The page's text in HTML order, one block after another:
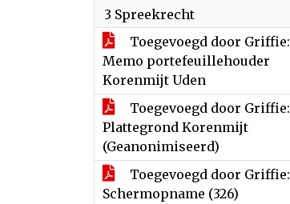
3 Spreekrecht
Toegevoegd door Griffie:
Memo portefeuillehouder
Korenmijt Uden
Toegevoegd door Griffie:
Plattegrond Korenmijt
(Geanonimiseerd)
Toegevoegd door Griffie:
Schermopname (326)